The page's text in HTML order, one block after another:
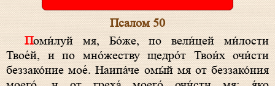
Псалом 50
Поми́луй мя, Бо́же, по вели́цей ми́лости
Твое́й, и по мно́жеству щедро́т Твои́х очи́сти
беззако́ние мое́. Наипа́че омы́й мя от беззако́ния